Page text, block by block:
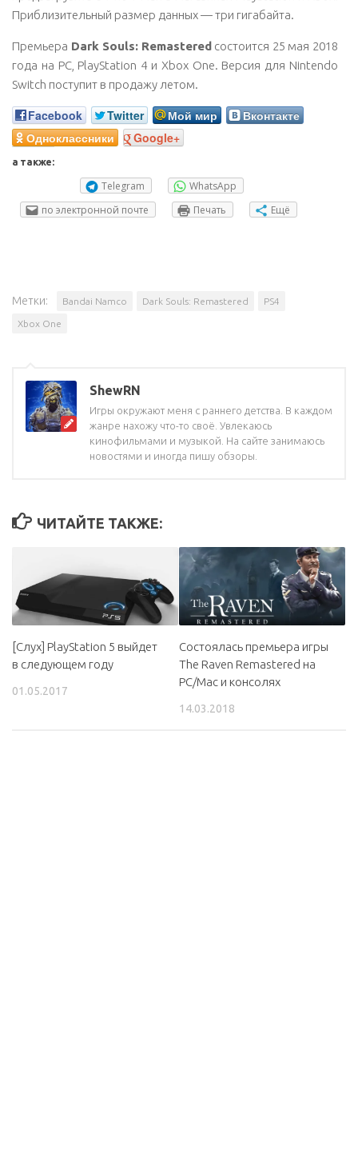
Приблизительный размер данных — три гигабайта.
Премьера Dark Souls: Remastered состоится 25 мая 2018
года на PC, PlayStation 4 и Xbox One. Версия для Nintendo
Switch поступит в продажу летом.
Facebook Twitter Мой мир
Вконтакте
Одноклассники
Google+
а также:
Telegram
WhatsApp
по электронной почте
Печать Ещё
Метки: Bandai Namco Dark Souls: Remastered PS4
Xbox One
ShewRN
Игры окружают меня с раннего детства. В каждом
жанре нахожу что-то своё. Увлекаюсь
кинофильмами и музыкой. На сайте занимаюсь
новостями и иногда пишу обзоры.
ЧИТАЙТЕ ТАКЖЕ:
[Слух] PlayStation 5 выйдет
в следующем году
01.05.2017
Состоялась премьера игры
The Raven Remastered на
PC/Mac и консолях
14.03.2018